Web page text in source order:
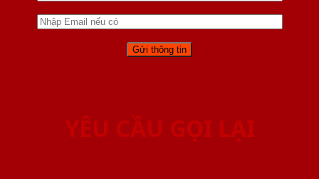
YÊU CẦU GỌI LẠI